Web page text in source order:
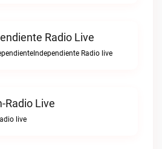
Radio Live
Radio live
Radio Live
live